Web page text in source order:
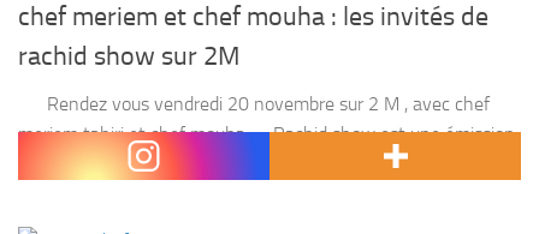
chef meriem et chef mouha : les invités de
rachid show sur 2M
Rendez vous vendredi 20 novembre sur 2 M , avec chef
meriem tahiri et chef mouha . Rachid show est une émission
proposée par 2M et présentée par l’animateur Rachid...